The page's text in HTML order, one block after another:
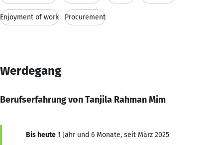
Enjoyment of work Procurement
Werdegang
Berufserfahrung von Tanjila Rahman Mim
Bis heute 1 Jahr und 6 Monate, seit März 2025